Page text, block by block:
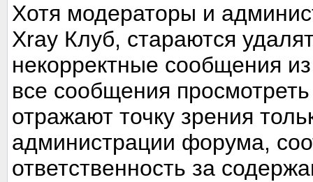
Хотя модераторы и
Xray Клуб, стараются
некорректные сообщения
все сообщения
отражают точку зрения
администрации форума,
ответственность за